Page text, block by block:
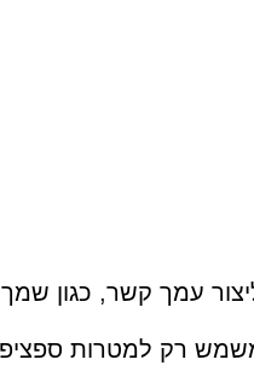
עמך קשר, כגון
רק למטרות